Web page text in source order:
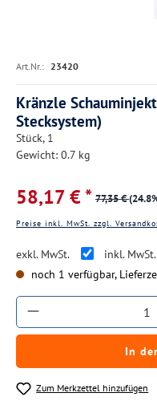
Art.Nr.: 23420
Kränzle
Stecksystem)
Stück, 1
Gewicht: 0.7 kg
58,17 € * 77,35 €
Preise inkl. MwSt. zzgl.
exkl. MwSt.
inkl. MwSt.
noch 1 verfügbar,
Produkt Anzahl:
In
Zum Merkzettel hinzufügen